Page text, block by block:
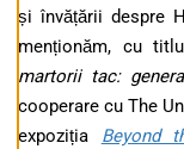
și învățării despre
menționăm, cu
martorii tac:
cooperare cu The
expoziția Beyond